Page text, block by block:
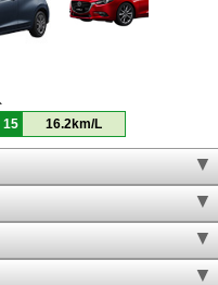
15 16.2km/L